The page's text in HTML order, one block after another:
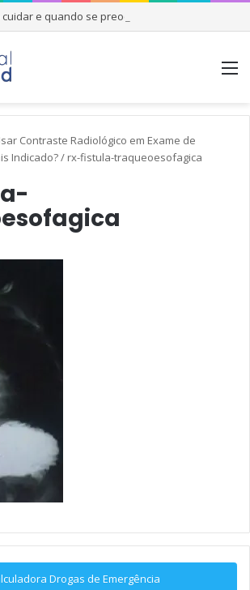
e quando se preocupar
Contraste Radiológico em Exame de
Indicado?/ rx-fistula-traqueoesofagica
Drogas de Emergência